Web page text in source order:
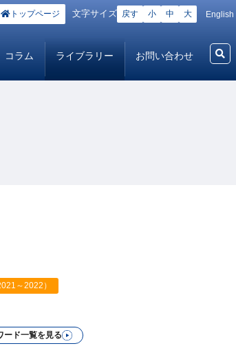
トップページ 文字サイズ 戻す 小 中 大 English
コラム ライブラリー お問い合わせ
～2022）
ード一覧を見る